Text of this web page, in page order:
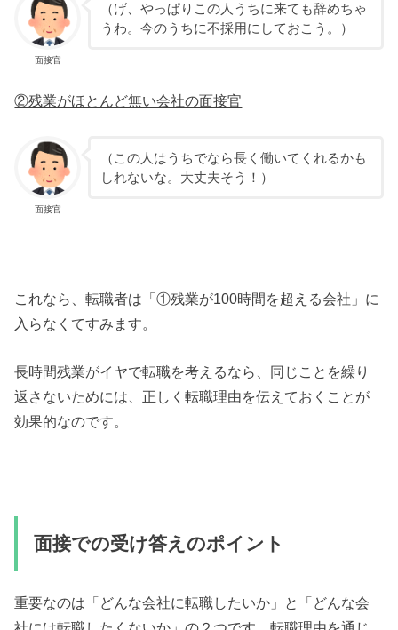
面接官
（げ、やっぱりこの人うちに来ても辞めちゃ
うわ。今のうちに不採用にしておこう。）
②残業がほとんど無い会社の面接官
面接官
（この人はうちでなら長く働いてくれるかも
しれないな。大丈夫そう！）
これなら、転職者は「①残業が100時間を超える会社」に
入らなくてすみます。
長時間残業がイヤで転職を考えるなら、同じことを繰り
返さないためには、正しく転職理由を伝えておくことが
効果的なのです。
面接での受け答えのポイント
重要なのは「どんな会社に転職したいか」と「どんな会